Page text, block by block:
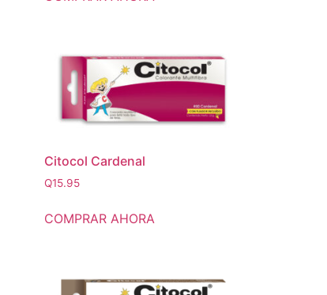
Citocol Cardenal
Q15.95
COMPRAR AHORA